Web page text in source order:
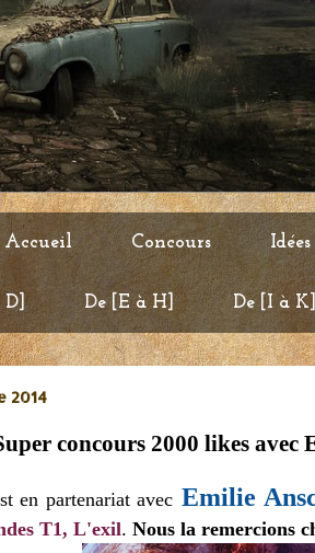
Accueil Concours
De [E à H] De [I à K]
2014
concours 2000 likes avec
en partenariat avec Emilie
T1, L'exil. Nous la remercions